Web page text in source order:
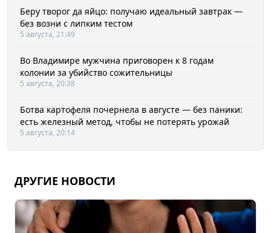
Беру творог да яйцо: получаю идеальный завтрак —
без возни с липким тестом
5 августа, 21:49
Во Владимире мужчина приговорен к 8 годам
колонии за убийство сожительницы
5 августа, 20:38
Ботва картофеля почернела в августе — без паники:
есть железный метод, чтобы не потерять урожай
5 августа, 20:14
ДРУГИЕ НОВОСТИ